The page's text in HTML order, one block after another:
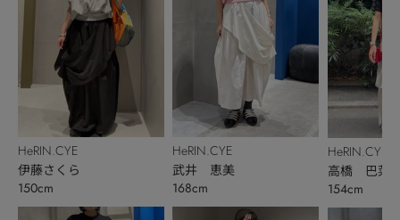
HeRIN.CYE
伊藤さくら
150cm
HeRIN.CYE
武井 恵美
168cm
HeRIN.CYE
高橋 巴菜
154cm